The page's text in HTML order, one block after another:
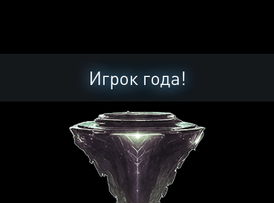
Игрок года!